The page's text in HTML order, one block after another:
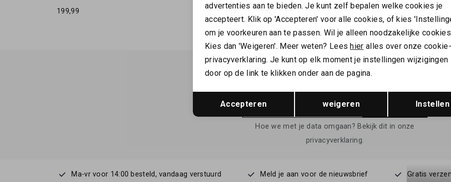
199,99 160,00 230,00
ALTIJD ALS EERSTE OP DE HOOGTE ZIJN?
AANMELDEN
Hoe we met je data omgaan? Bekijk dit in onze
privacyverklaring.
Ma-vr voor 14:00 besteld, vandaag verstuurd Meld je aan voor de nieuwsbrief Gratis
Terug Opslaan
advertenties aan te bieden. Je kunt zelf bepalen welke cookies je
accepteert. Klik op 'Accepteren' voor alle cookies, of kies
om je voorkeuren aan te passen. Wil je alleen noodzakelijke
Kies dan 'Weigeren'. Meer weten? Leeshier alles over onze
privacyverklaring. Je kunt op elk moment je instellingen wijzigingen
door op de link te klikken onder aan de pagina.
Accepteren weigeren Instellen